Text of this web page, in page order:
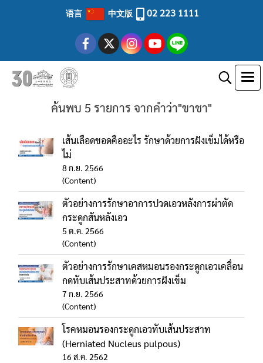
语言 中文版 02 223 1111
ค้นพบ 5 รายการ จากคำว่า"ขาชา"
เส้นเลือดขอดคืออะไร รักษาด้วยการฝังเข็มได้หรือ
ไม่
8 ก.ย. 2566
(Content)
ตัวอย่างการรักษาอาการปวดเอวหลังการผ่าตัด
กระดูกสันหลังเอว
5 ต.ค. 2566
(Content)
ตัวอย่างการรักษาเคสหมอนรองกระดูกเอวเคลื่อน
กดทับเส้นประสาทด้วยการฝังเข็ม
7 ก.ย. 2566
(Content)
โรคหมอนรองกระดูกเอวทับเส้นประสาท
(Herniated Nucleus pulpous)
16 ส.ค. 2562